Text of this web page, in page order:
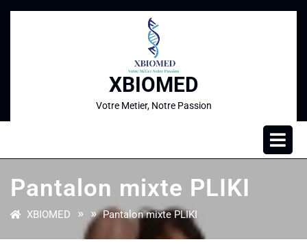
XBIOMED
Votre Metier, Notre Passion
Pantalon mixte PLIKI
XBIOMED » »Pantalon mixte PLIKI